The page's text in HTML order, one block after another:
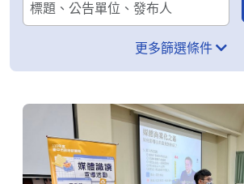
更多篩選條件